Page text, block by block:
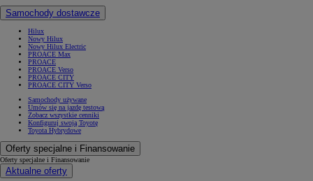
Samochody dostawcze
Hilux
Nowy Hilux
Nowy Hilux Electric
PROACE Max
PROACE
PROACE Verso
PROACE CITY
PROACE CITY Verso
Samochody używane
Umów się na jazdę testową
Zobacz wszystkie cenniki
Konfiguruj swoją Toyotę
Toyota Hybrydowe
Oferty specjalne i Finansowanie
Oferty specjalne i Finansowanie
Aktualne oferty